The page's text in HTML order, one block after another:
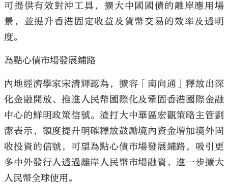
可提供有效對沖工具，擴大中國國債的離岸應用場
景，並提升香港固定收益及貨幣交易的效率及透明
度。
為點心債市場發展鋪路
內地經濟學家宋清輝認為，擴容「南向通」釋放出深
化金融開放、推進人民幣國際化及鞏固香港國際金融
中心的鮮明政策信號。渣打大中華區宏觀策略主管劉
潔表示，額度提升明確釋放鼓勵境內資金增加境外固
收投資的信號，可望為點心債市場發展鋪路，吸引更
多中外發行人透過離岸人民幣市場融資，進一步擴大
人民幣全球使用。